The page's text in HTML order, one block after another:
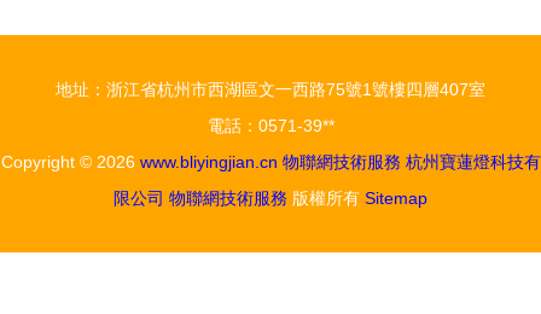
飛
地址：浙江省杭州市西湖區文一西路75號1號樓四層407室
電話：0571-39**
Copyright © 2026 www.bliyingjian.cn 物聯網技術服務 杭州寶蓮燈科技有
限公司 物聯網技術服務 版權所有 Sitemap